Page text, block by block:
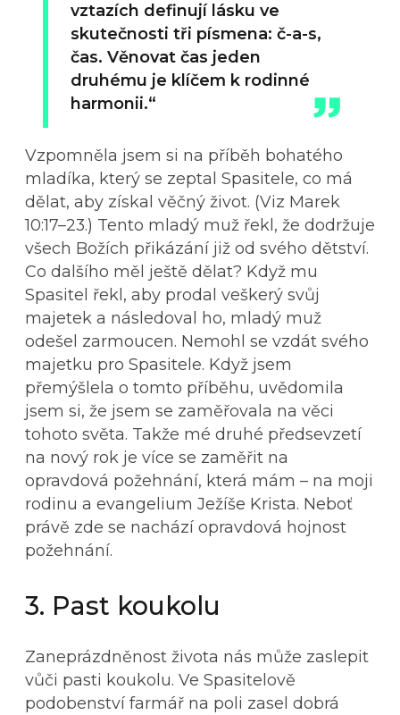
vztazích definují lásku ve
skutečnosti tři písmena: č-a-s,
čas. Věnovat čas jeden
druhému je klíčem k rodinné
harmonii.“
Vzpomněla jsem si na příběh bohatého
mladíka, který se zeptal Spasitele, co má
dělat, aby získal věčný život. (Viz Marek
10:17–23.) Tento mladý muž řekl, že dodržuje
všech Božích přikázání již od svého dětství.
Co dalšího měl ještě dělat? Když mu
Spasitel řekl, aby prodal veškerý svůj
majetek a následoval ho, mladý muž
odešel zarmoucen. Nemohl se vzdát svého
majetku pro Spasitele. Když jsem
přemýšlela o tomto příběhu, uvědomila
jsem si, že jsem se zaměřovala na věci
tohoto světa. Takže mé druhé předsevzetí
na nový rok je více se zaměřit na
opravdová požehnání, která mám – na moji
rodinu a evangelium Ježíše Krista. Neboť
právě zde se nachází opravdová hojnost
požehnání.
3. Past koukolu
Zaneprázdněnost života nás může zaslepit
vůči pasti koukolu. Ve Spasitelově
podobenství farmář na poli zasel dobrá